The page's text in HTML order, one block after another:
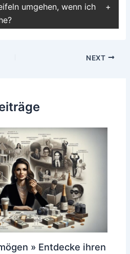
umgehen, wenn ich
NEXT
» Entdecke ihren